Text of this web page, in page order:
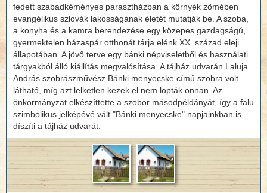
fedett szabadkéményes parasztházban a környék zömében
evangélikus szlovák lakosságának életét mutatják be. A szoba,
a konyha és a kamra berendezése egy közepes gazdagságú,
gyermektelen házaspár otthonát tárja elénk XX. század eleji
állapotában. A jövő terve egy bánki népviseletből és használati
tárgyakból álló kiállítás megvalósítása. A tájház udvarán Laluja
András szobrászművész Bánki menyecske című szobra volt
látható, míg azt lelketlen kezek el nem lopták onnan. Az
önkormányzat elkészíttette a szobor másodpéldányát, így a falu
szimbolikus jelképévé vált "Bánki menyecske" napjainkban is
díszíti a tájház udvarát.